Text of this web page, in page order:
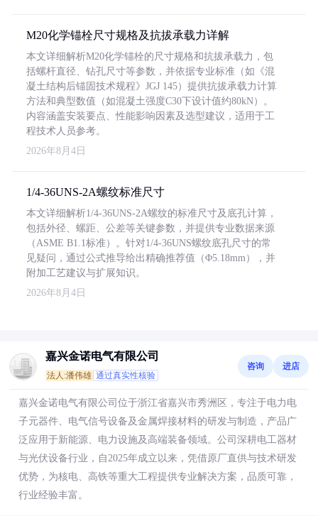
M20化学锚栓尺寸规格及抗拔承载力详解
本文详细解析M20化学锚栓的尺寸规格和抗拔承载力，包
括螺杆直径、钻孔尺寸等参数，并依据专业标准（如《混
凝土结构后锚固技术规程》JGJ 145）提供抗拔承载力计算
方法和典型数值（如混凝土强度C30下设计值约80kN）。
内容涵盖安装要点、性能影响因素及选型建议，适用于工
程技术人员参考。
2026年8月4日
1/4-36UNS-2A螺纹标准尺寸
本文详细解析1/4-36UNS-2A螺纹的标准尺寸及底孔计算，
包括外径、螺距、公差等关键参数，并提供专业数据来源
（ASME B1.1标准）。针对1/4-36UNS螺纹底孔尺寸的常
见疑问，通过公式推导给出精确推荐值（Φ5.18mm），并
附加工艺建议与扩展知识。
2026年8月4日
嘉兴金诺电气有限公司
法人:潘伟雄 通过真实性核验
咨询 进店
嘉兴金诺电气有限公司位于浙江省嘉兴市秀洲区，专注于电力电
子元器件、电气信号设备及金属焊接材料的研发与制造，产品广
泛应用于新能源、电力设施及高端装备领域。公司深耕电工器材
与光伏设备行业，自2025年成立以来，凭借原厂直供与技术研发
优势，为核电、高铁等重大工程提供专业解决方案，品质可靠，
行业经验丰富。